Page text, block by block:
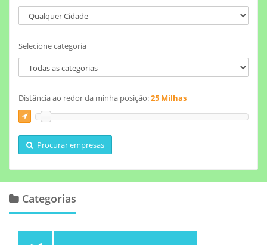
Selecione categoria
Distância ao redor da minha posição:25 Milhas
Procurar empresas
Categorias